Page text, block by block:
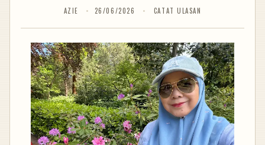
AZIE 26/06/2026 CATAT ULASAN